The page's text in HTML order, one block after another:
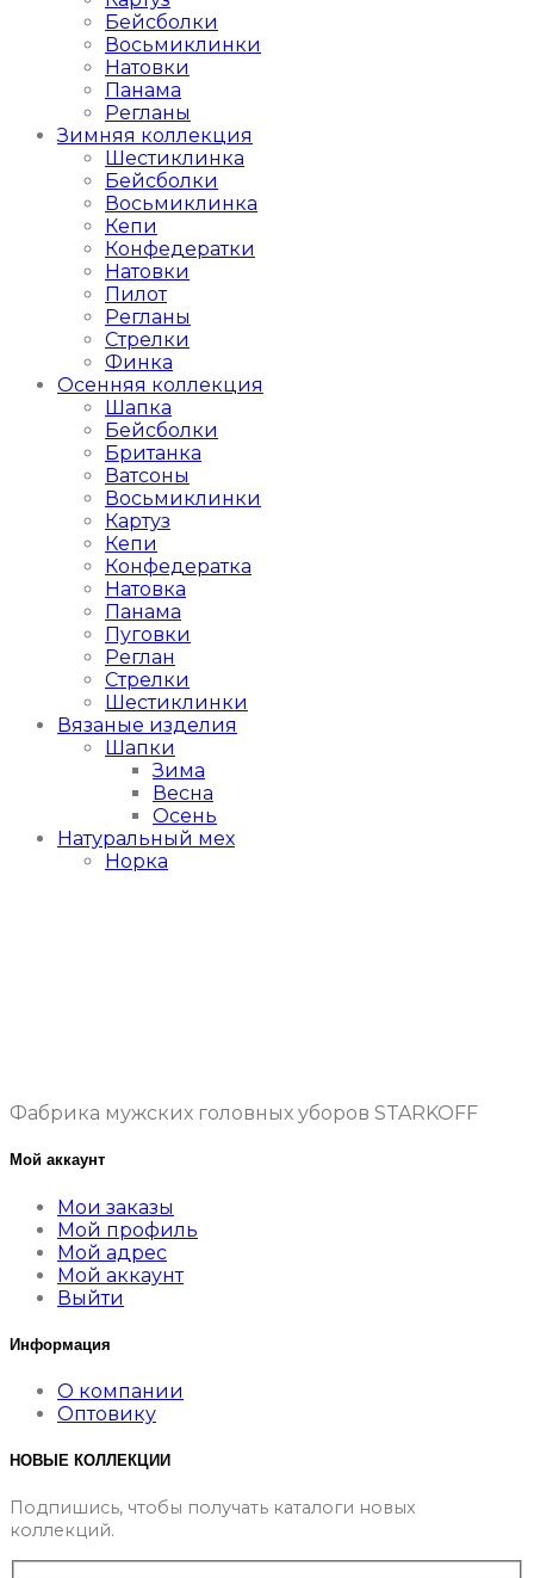
Бейсболки
Восьмиклинки
Натовки
Панама
Регланы
Зимняя коллекция
Шестиклинка
Бейсболки
Восьмиклинка
Кепи
Конфедератки
Натовки
Пилот
Регланы
Стрелки
Финка
Осенняя коллекция
Шапка
Бейсболки
Британка
Ватсоны
Восьмиклинки
Картуз
Кепи
Конфедератка
Натовка
Панама
Пуговки
Реглан
Стрелки
Шестиклинки
Вязаные изделия
Шапки
Зима
Весна
Осень
Натуральный мех
Норка
Фабрика мужских головных уборов STARKOFF
Мой аккаунт
Мои заказы
Мой профиль
Мой адрес
Мой аккаунт
Выйти
Информация
О компании
Оптовику
НОВЫЕ КОЛЛЕКЦИИ
Подпишись, чтобы получать каталоги новых
коллекций.